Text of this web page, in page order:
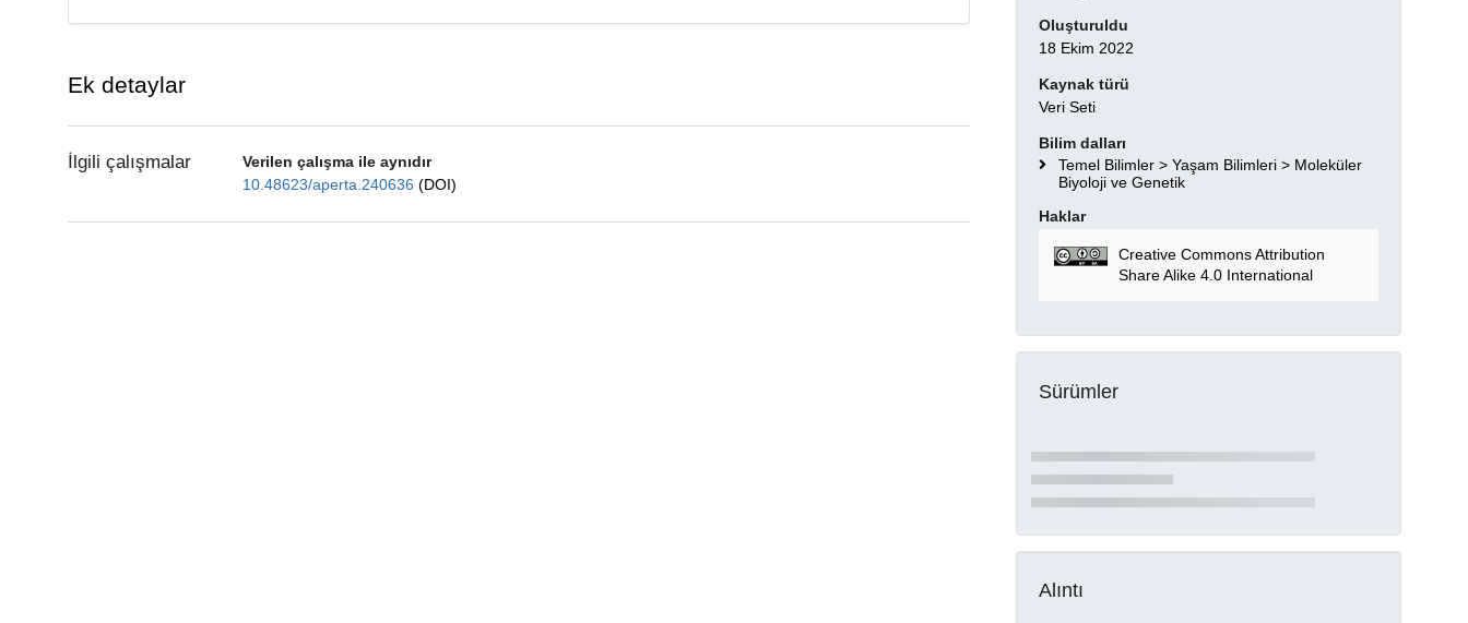
Ek detaylar
İlgili çalışmalar
Verilen çalışma ile aynıdır
10.48623/aperta.240636 (DOI)
Oluşturuldu
18 Ekim 2022
Kaynak türü
Veri Seti
Bilim dalları
Temel Bilimler > Yaşam Bilimleri > Moleküler
Biyoloji ve Genetik
Haklar
Creative Commons Attribution
Share Alike 4.0 International
Sürümler
Alıntı